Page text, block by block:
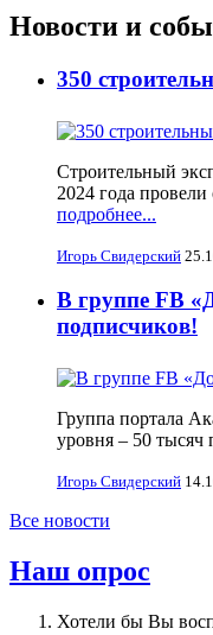
Новости и
350
Строительный
2024 года
подробнее...
Игорь Свидерский
В группе FB
подписчиков!
Группа портала
уровня – 50 тысяч
Игорь Свидерский
Все новости
Наш опрос
Хотели бы Вы